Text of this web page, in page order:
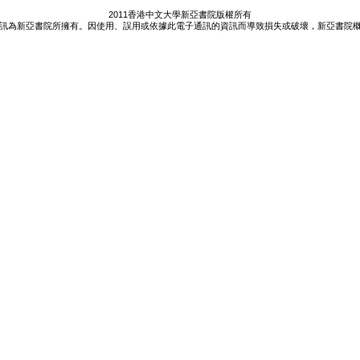
2011香港中文大學新亞書院版權所有
為新亞書院所擁有。因使用、誤用或依據此電子通訊的資訊而導致損失或破壞，新亞書院概